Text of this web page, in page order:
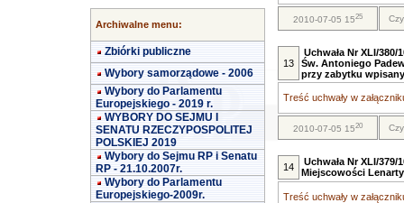
Archiwalne menu:
Zbiórki publiczne
Wybory samorządowe - 2006
Wybory do Parlamentu
Europejskiego - 2019 r.
WYBORY DO SEJMU I
SENATU RZECZYPOSPOLITEJ
POLSKIEJ 2019
Wybory do Sejmu RP i Senatu
RP - 21.10.2007r.
Wybory do Parlamentu
Europejskiego-2009r.
2010-07-05 1525
13
Uchwała Nr XLI/
Św. Antoniego
przy zabytku
Treść uchwały w
2010-07-05 1520
14
Uchwała Nr XLI/
Miejscowości Lenarty
Treść uchwały w